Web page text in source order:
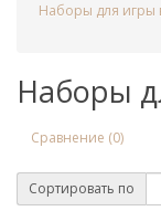
Наборы для игры
Наборы
Сравнение (0)
Сортировать по